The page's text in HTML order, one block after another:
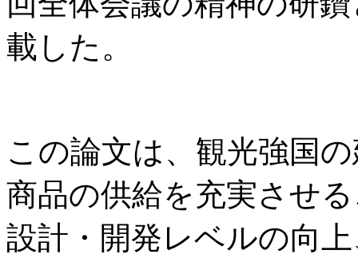
載した。
この論文は、観光強国
商品の供給を充実させ
設計・開発レベルの向